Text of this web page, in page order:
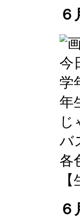
今
学
年
じ
バ
各